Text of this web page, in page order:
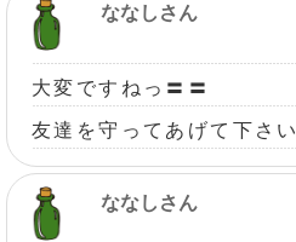
ななしさん
大変ですねっ〓〓
友達を守ってあげて下さい
ななしさん